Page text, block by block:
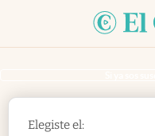
Elegiste el: